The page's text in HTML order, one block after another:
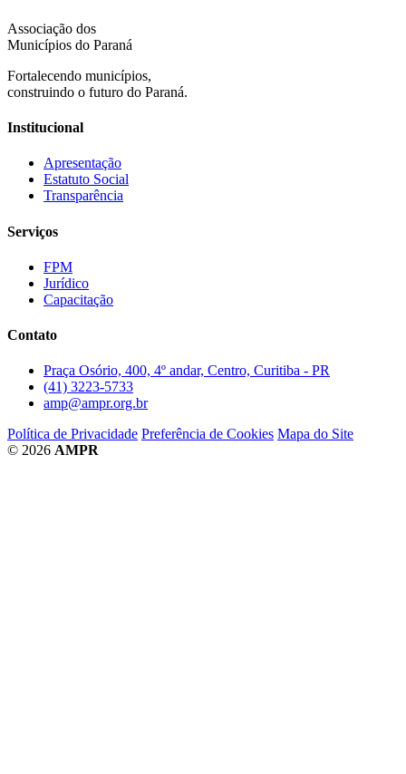
Associação dos
Municípios do Paraná
Fortalecendo municípios,
construindo o futuro do Paraná.
Institucional
Apresentação
Estatuto Social
Transparência
Serviços
FPM
Jurídico
Capacitação
Contato
Praça Osório, 400, 4º andar, Centro, Curitiba - PR
(41) 3223-5733
amp@ampr.org.br
Política de Privacidade Preferência de Cookies Mapa do Site
© 2026 AMPR